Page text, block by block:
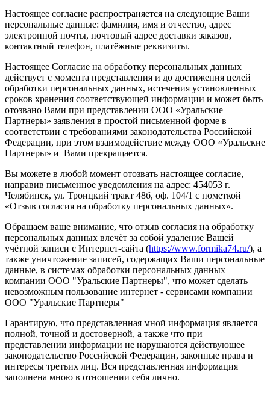
Настоящее согласие распространяется на следующие Ваши
персональные данные: фамилия, имя и отчество, адрес
электронной почты, почтовый адрес доставки заказов,
контактный телефон, платёжные реквизиты.
Настоящее Согласие на обработку персональных данных
действует с момента представления и до достижения целей
обработки персональных данных, истечения установленных
сроков хранения соответствующей информации и может быть
отозвано Вами при представлении ООО «Уральские
Партнеры» заявления в простой письменной форме в
соответствии с требованиями законодательства Российской
Федерации, при этом взаимодействие между ООО «Уральские
Партнеры» и Вами прекращается.
Вы можете в любой момент отозвать настоящее согласие,
направив письменное уведомления на адрес: 454053 г.
Челябинск, ул. Троицкий тракт 48б, оф. 104/1 с пометкой
«Отзыв согласия на обработку персональных данных».
Обращаем ваше внимание, что отзыв согласия на обработку
персональных данных влечёт за собой удаление Вашей
учётной записи с Интернет-сайта (https://www.formika74.ru/), а
также уничтожение записей, содержащих Ваши персональные
данные, в системах обработки персональных данных
компании ООО "Уральские Партнеры", что может сделать
невозможным пользование интернет - сервисами компании
ООО "Уральские Партнеры"
Гарантирую, что представленная мной информация является
полной, точной и достоверной, а также что при
представлении информации не нарушаются действующее
законодательство Российской Федерации, законные права и
интересы третьих лиц. Вся представленная информация
заполнена мною в отношении себя лично.